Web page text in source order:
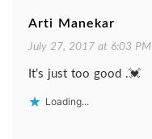
Arti Manekar
July 27, 2017 at 6:03 PM
It’s just too good .💓
Loading...